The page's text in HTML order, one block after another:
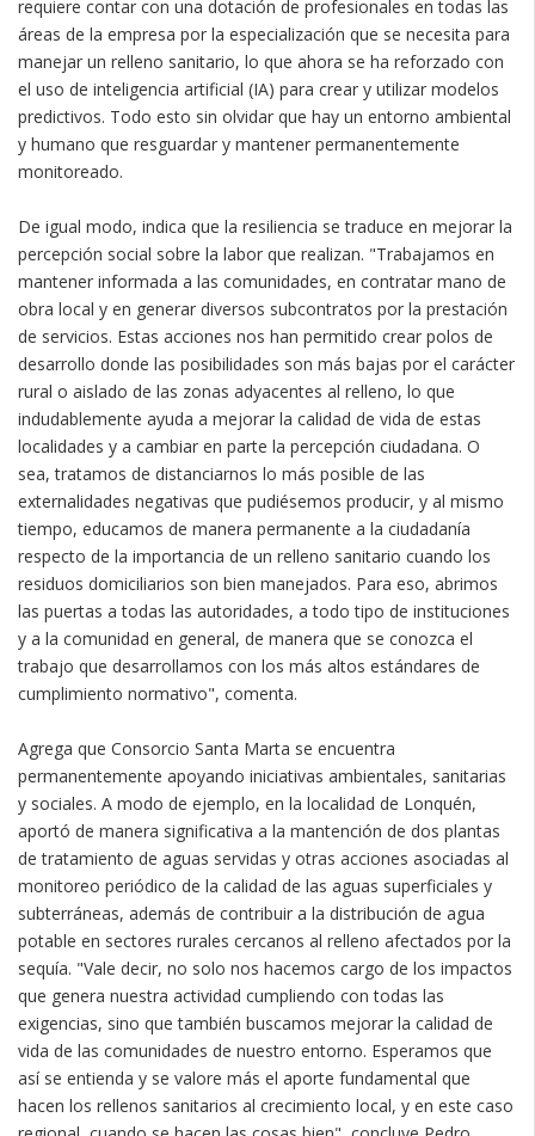
requiere contar con una dotación de profesionales en todas las
áreas de la empresa por la especialización que se necesita para
manejar un relleno sanitario, lo que ahora se ha reforzado con
el uso de inteligencia artificial (IA) para crear y utilizar modelos
predictivos. Todo esto sin olvidar que hay un entorno ambiental
y humano que resguardar y mantener permanentemente
monitoreado.
De igual modo, indica que la resiliencia se traduce en mejorar la
percepción social sobre la labor que realizan. "Trabajamos en
mantener informada a las comunidades, en contratar mano de
obra local y en generar diversos subcontratos por la prestación
de servicios. Estas acciones nos han permitido crear polos de
desarrollo donde las posibilidades son más bajas por el carácter
rural o aislado de las zonas adyacentes al relleno, lo que
indudablemente ayuda a mejorar la calidad de vida de estas
localidades y a cambiar en parte la percepción ciudadana. O
sea, tratamos de distanciarnos lo más posible de las
externalidades negativas que pudiésemos producir, y al mismo
tiempo, educamos de manera permanente a la ciudadanía
respecto de la importancia de un relleno sanitario cuando los
residuos domiciliarios son bien manejados. Para eso, abrimos
las puertas a todas las autoridades, a todo tipo de instituciones
y a la comunidad en general, de manera que se conozca el
trabajo que desarrollamos con los más altos estándares de
cumplimiento normativo", comenta.
Agrega que Consorcio Santa Marta se encuentra
permanentemente apoyando iniciativas ambientales, sanitarias
y sociales. A modo de ejemplo, en la localidad de Lonquén,
aportó de manera significativa a la mantención de dos plantas
de tratamiento de aguas servidas y otras acciones asociadas al
monitoreo periódico de la calidad de las aguas superficiales y
subterráneas, además de contribuir a la distribución de agua
potable en sectores rurales cercanos al relleno afectados por la
sequía. "Vale decir, no solo nos hacemos cargo de los impactos
que genera nuestra actividad cumpliendo con todas las
exigencias, sino que también buscamos mejorar la calidad de
vida de las comunidades de nuestro entorno. Esperamos que
así se entienda y se valore más el aporte fundamental que
hacen los rellenos sanitarios al crecimiento local, y en este caso